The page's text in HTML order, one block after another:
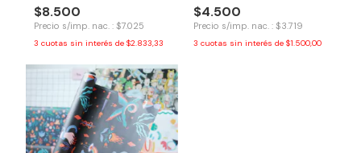
$8.500
Precio s/imp. nac. : $7.025
3 cuotas sin interés de $2.833,33
$4.500
Precio s/imp. nac. : $3.719
3 cuotas sin interés de $1.500,00